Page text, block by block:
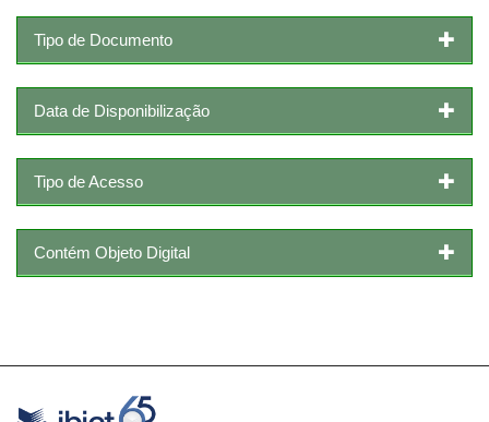
Tipo de Documento
Data de Disponibilização
Tipo de Acesso
Contém Objeto Digital